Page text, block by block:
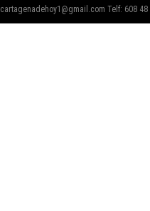
cartagenadehoy1@gmail.com Telf: 608 48